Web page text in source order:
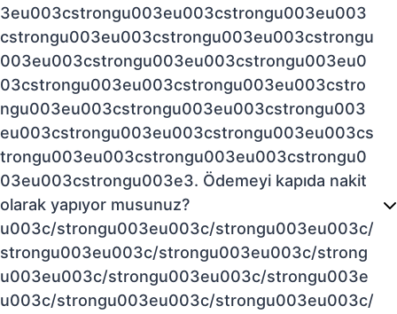
3eu003cstrongu003eu003cstrongu003eu003
cstrongu003eu003cstrongu003eu003cstrongu
003eu003cstrongu003eu003cstrongu003eu0
03cstrongu003eu003cstrongu003eu003cstro
ngu003eu003cstrongu003eu003cstrongu003
eu003cstrongu003eu003cstrongu003eu003cs
trongu003eu003cstrongu003eu003cstrongu0
03eu003cstrongu003e3. Ödemeyi kapıda nakit
olarak yapıyor musunuz?
u003c/strongu003eu003c/strongu003eu003c/
strongu003eu003c/strongu003eu003c/strong
u003eu003c/strongu003eu003c/strongu003e
u003c/strongu003eu003c/strongu003eu003c/